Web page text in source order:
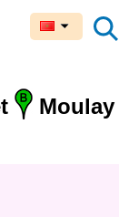
Moulay